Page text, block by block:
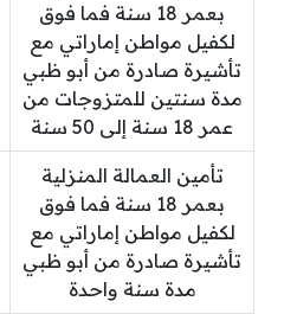
بعمر 18 سنة فما فوق
لكفيل مواطن إماراتي مع
تأشيرة صادرة من أبو ظبي
مدة سنتين للمتزوجات من
عمر 18 سنة إلى 50 سنة
تأمين العمالة المنزلية
بعمر 18 سنة فما فوق
لكفيل مواطن إماراتي مع
تأشيرة صادرة من أبو ظبي
مدة سنة واحدة